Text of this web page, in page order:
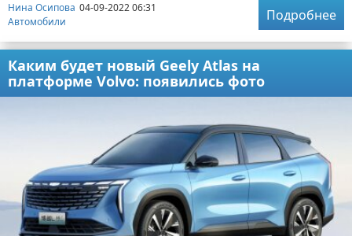
Нина Осипова 04-09-2022 06:31
Автомобили
Подробнее
Каким будет новый Geely Atlas на
платформе Volvo: появились фото